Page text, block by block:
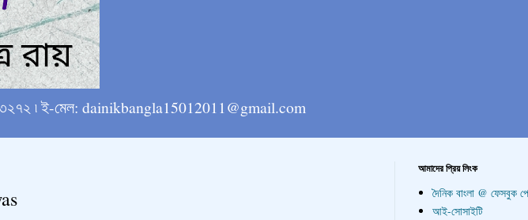
৷ ই-মেল: dainikbangla15012011@gmail.com
আমাদের প্রিয় লিংক
দৈনিক বাংলা @ ফেসবুক
আই-সোসাইটি